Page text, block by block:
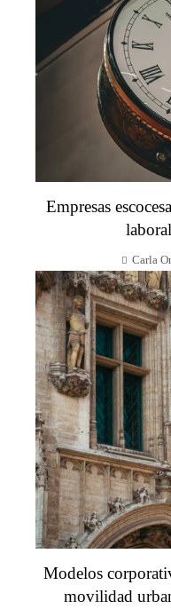
Empresas
Carla
Modelos
movilidad